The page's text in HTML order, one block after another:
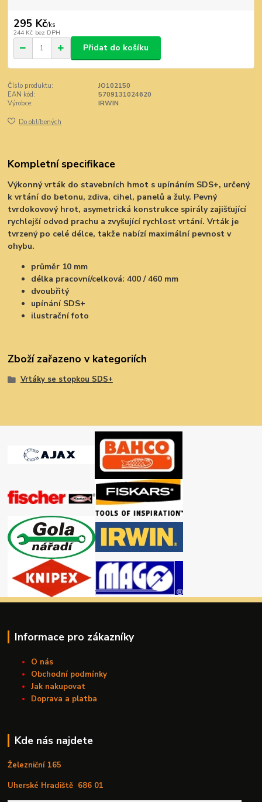
295 Kč/ks
244 Kč bez DPH
Přidat do košíku
Číslo produktu:
JO102150
EAN kód:
5709131024620
Výrobce:
IRWIN
Do oblíbených
Kompletní specifikace
Výkonný vrták do stavebních hmot s upínáním SDS+, určený
k vrtání do betonu, zdiva, cihel, panelů a žuly. Pevný
tvrdokovový hrot, asymetrická konstrukce spirály zajišťující
rychlejší odvod prachu a zvyšující rychlost vrtání. Vrták je
tvrzený po celé délce, takže nabízí maximální pevnost v
ohybu.
průměr 10 mm
délka pracovní/celková: 400 / 460 mm
dvoubřitý
upínání SDS+
ilustrační foto
Zboží zařazeno v kategoriích
Vrtáky se stopkou SDS+
Informace pro zákazníky
O nás
Obchodní podmínky
Jak nakupovat
Doprava a platba
Kde nás najdete
Železniční 165
Uherské Hradiště 686 01